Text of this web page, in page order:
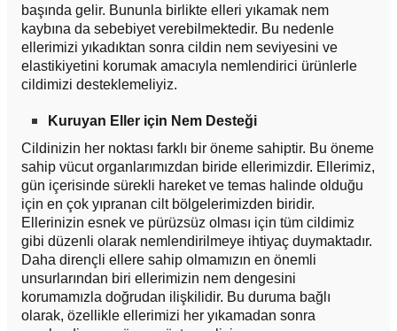
başında gelir. Bununla birlikte elleri yıkamak nem
kaybına da sebebiyet verebilmektedir. Bu nedenle
ellerimizi yıkadıktan sonra cildin nem seviyesini ve
elastikiyetini korumak amacıyla nemlendirici ürünlerle
cildimizi desteklemeliyiz.
Kuruyan Eller için Nem Desteği
Cildinizin her noktası farklı bir öneme sahiptir. Bu öneme
sahip vücut organlarımızdan biride ellerimizdir. Ellerimiz,
gün içerisinde sürekli hareket ve temas halinde olduğu
için en çok yıpranan cilt bölgelerimizden biridir.
Ellerinizin esnek ve pürüzsüz olması için tüm cildimiz
gibi düzenli olarak nemlendirilmeye ihtiyaç duymaktadır.
Daha dirençli ellere sahip olmamızın en önemli
unsurlarından biri ellerimizin nem dengesini
korumamızla doğrudan ilişkilidir. Bu duruma bağlı
olarak, özellikle ellerimizi her yıkamadan sonra